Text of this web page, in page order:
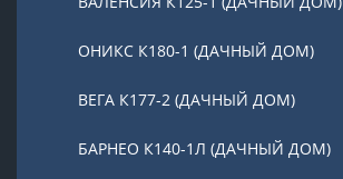
ОНИКС К180-1 (ДАЧНЫЙ ДОМ)
ВЕГА К177-2 (ДАЧНЫЙ ДОМ)
БАРНЕО К140-1Л (ДАЧНЫЙ ДОМ)